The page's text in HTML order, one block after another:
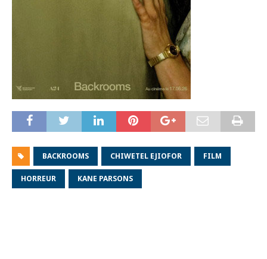
BACKROOMS CHIWETEL EJIOFOR FILM
HORREUR KANE PARSONS